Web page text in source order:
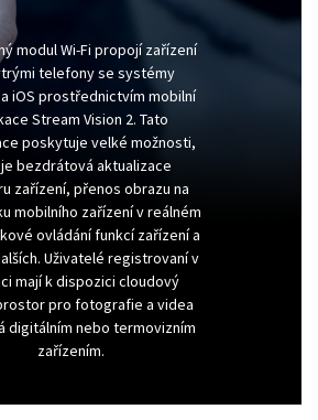
modul Wi-Fi propojí zařízení
telefony se systémy
iOS prostřednictvím mobilní
Stream Vision 2. Tato
poskytuje velké možnosti,
bezdrátová aktualizace
zařízení, přenos obrazu na
mobilního zařízení v reálném
ovládání funkcí zařízení a
Uživatelé registrovaní v
mají k dispozici cloudový
pro fotografie a videa
digitálním nebo termovizním
zařízením.